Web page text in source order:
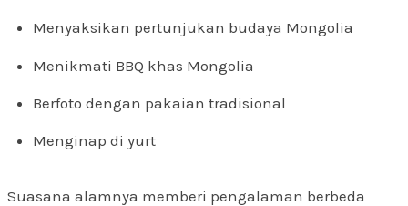
Menyaksikan pertunjukan budaya Mongolia
Menikmati BBQ khas Mongolia
Berfoto dengan pakaian tradisional
Menginap di yurt
Suasana alamnya memberi pengalaman berbeda